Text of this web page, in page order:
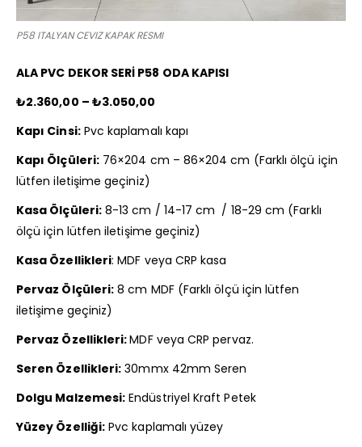
P58 ITALYAN CEVIZ KAPAK RESMI
ALA PVC DEKOR SERİ P58 ODA KAPISI
₺2.360,00 – ₺3.050,00
Kapı Cinsi:Pvc kaplamalı kapı
Kapı Ölçüleri:76×204 cm – 86×204 cm (Farklı ölçü için
lütfen iletişime geçiniz)
Kasa Ölçüleri:8-13 cm / 14-17 cm / 18-29 cm (Farklı
ölçü için lütfen iletişime geçiniz)
Kasa Özellikleri: MDF veya CRP kasa
Pervaz Ölçüleri: 8 cm MDF (Farklı ölçü için lütfen
iletişime geçiniz)
Pervaz Özellikleri:MDF veya CRP pervaz.
Seren Özellikleri: 30mmx 42mm Seren
Dolgu Malzemesi: Endüstriyel Kraft Petek
Yüzey Özelliği: Pvc kaplamalı yüzey